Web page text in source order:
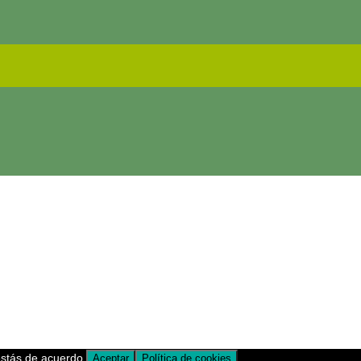
de acuerdo. Aceptar Política de cookies